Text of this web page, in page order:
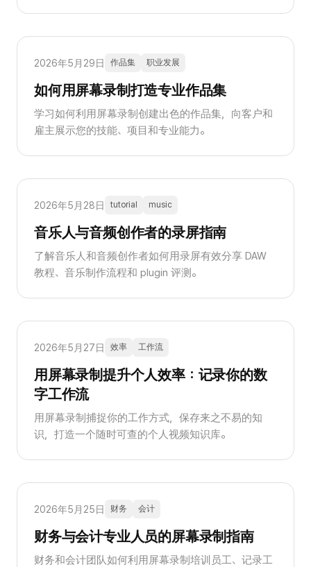
2026年5月29日 作品集 职业发展
如何用屏幕录制打造专业作品集
学习如何利用屏幕录制创建出色的作品集，向客户和
雇主展示您的技能、项目和专业能力。
2026年5月28日 tutorial music
音乐人与音频创作者的录屏指南
了解音乐人和音频创作者如何用录屏有效分享 DAW
教程、音乐制作流程和 plugin 评测。
2026年5月27日 效率 工作流
用屏幕录制提升个人效率：记录你的数
字工作流
用屏幕录制捕捉你的工作方式，保存来之不易的知
识，打造一个随时可查的个人视频知识库。
2026年5月25日 财务 会计
财务与会计专业人员的屏幕录制指南
财务和会计团队如何利用屏幕录制培训员工、记录工